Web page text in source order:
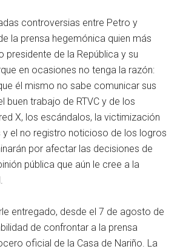
controversias entre Petro y
la prensa hegemónica quien más
presidente de la República y su
en ocasiones no tenga la razón:
él mismo no sabe comunicar sus
buen trabajo de RTVC y de los
X, los escándalos, la victimización
y el no registro noticioso de los logros
por afectar las decisiones de
pública que aún le cree a la
entregado, desde el 7 de agosto de
de confrontar a la prensa
oficial de la Casa de Nariño. La